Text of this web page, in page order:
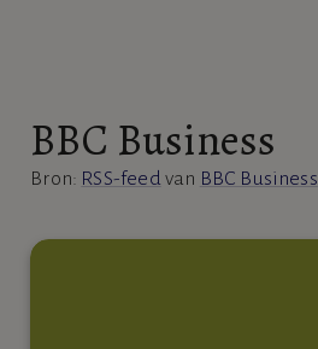
BBC Business
Bron: RSS-feed van BBC Business